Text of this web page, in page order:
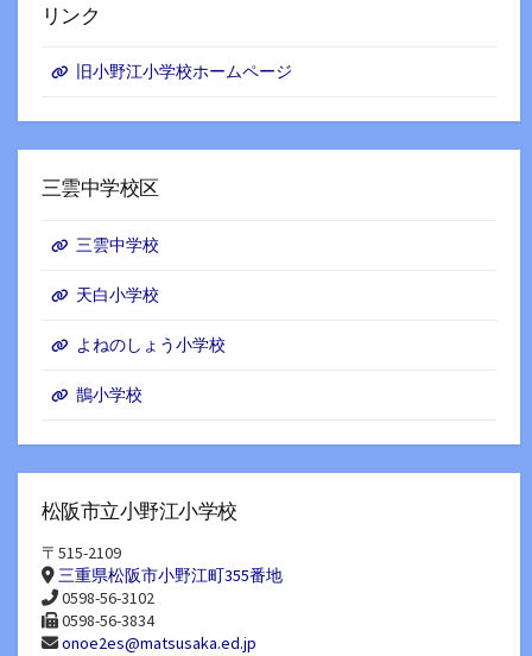
リンク
旧小野江小学校ホームページ
三雲中学校区
三雲中学校
天白小学校
よねのしょう小学校
鵲小学校
松阪市立小野江小学校
〒515-2109
三重県松阪市小野江町355番地
0598-56-3102
0598-56-3834
onoe2es@matsusaka.ed.jp